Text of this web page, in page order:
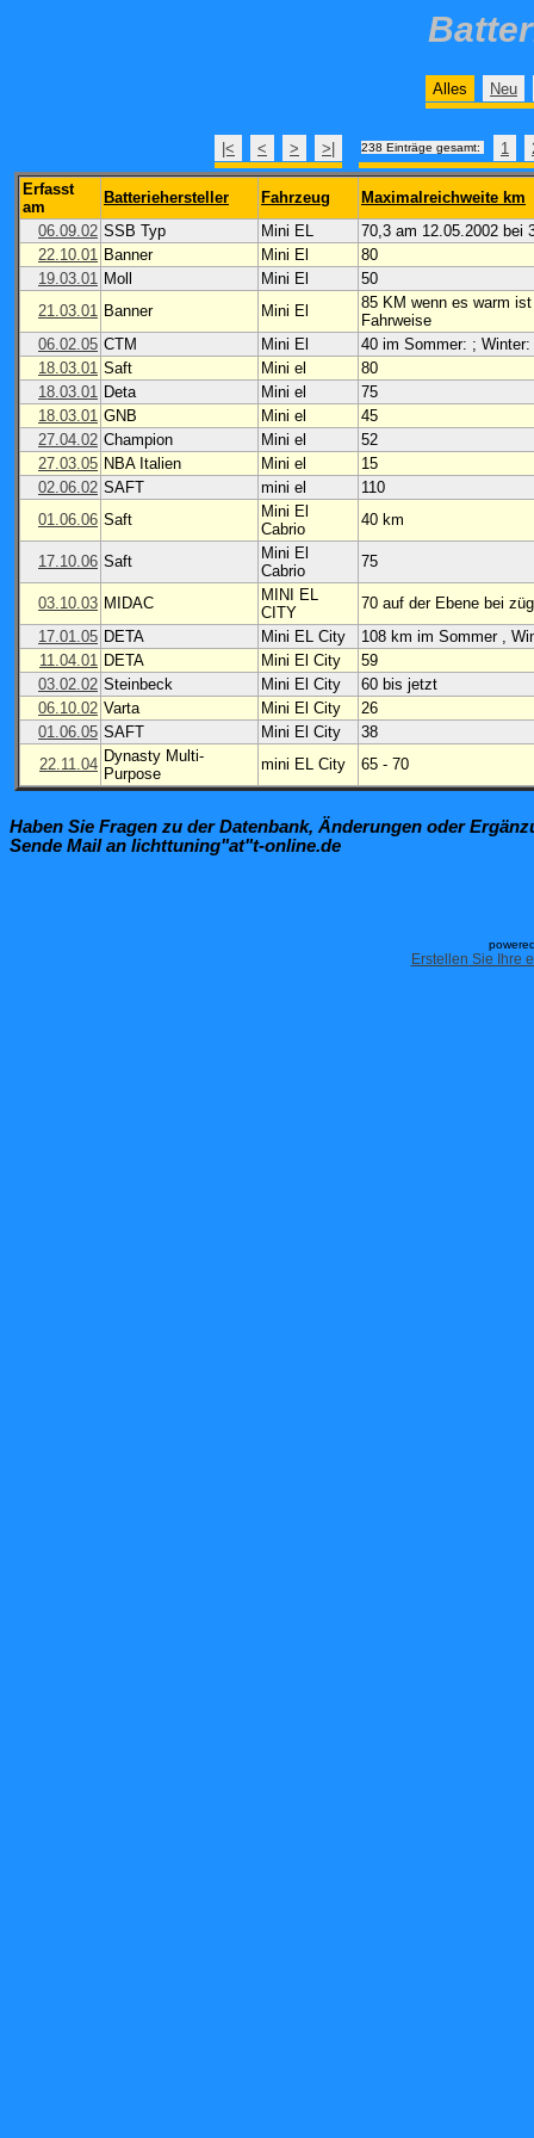
Alles Neu
|< < > >| 238 Einträge gesamt: 1
Erfasst
am
Batteriehersteller Fahrzeug
Maximalreichweite km
06.09.02 SSB Typ Mini EL
70,3 am 12.05.2002 bei
22.10.01 Banner Mini El
80
19.03.01 Moll Mini El
50
21.03.01 Banner Mini El
85 KM wenn es warm
Fahrweise
06.02.05 CTM Mini El
40 im Sommer: ; Winter:
18.03.01 Saft Mini el
80
18.03.01 Deta Mini el
75
18.03.01 GNB Mini el
45
27.04.02 Champion Mini el
52
27.03.05 NBA Italien Mini el
15
02.06.02 SAFT mini el
110
01.06.06 Saft
Mini El
Cabrio
40 km
17.10.06 Saft
Mini El
Cabrio
75
03.10.03 MIDAC
MINI EL
CITY
70 auf der Ebene bei
17.01.05 DETA Mini EL City
108 km im Sommer ,
11.04.01 DETA Mini El City
59
03.02.02 Steinbeck Mini El City
60 bis jetzt
06.10.02 Varta Mini El City
26
01.06.05 SAFT Mini El City
38
22.11.04 Dynasty Multi-
Purpose
mini EL City 65 - 70
Haben Sie Fragen zu der Datenbank, Änderungen oder
Sende Mail an lichttuning"at"t-online.de
Erstellen Sie Ihre